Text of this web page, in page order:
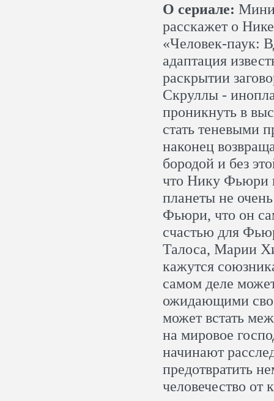
О сериале:
расскажет о
«Человек-паук:
адаптация
раскрытии
Скруллы -
проникнуть в
стать теневыми
наконец
бородой и без
что Нику Фьюри
планеты не
Фьюри, что он
счастью для
Талоса, Марии
кажутся
самом деле
ожидающими
может встать
на мировое
начинают
предотвратить
человечество